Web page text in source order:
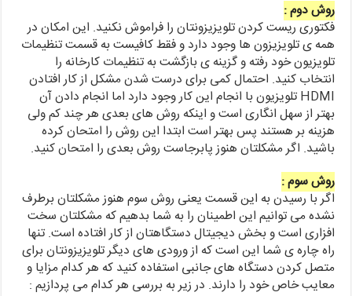
روش دوم :
فکتوری ریست کردن تلویزیزونتان را فراموش نکنید. این امکان در
همه ی تلویزیزون ها وجود دارد و فقط کافیست به قسمت تنظیمات
تلویزیون خود رفته و گزینه ی بازگشت به تنظیمات کارخانه را
انتخاب کنید. احتمال کمی برای درست شدن مشکل از کار افتادن
HDMI تلویزیون با انجام این کار وجود دارد اما انجام دادن آن
بهتر از سهل انگاری است و اینکه روش های بعدی هر چند کم ولی
هزینه بر هستند پس بهتر است ابتدا این روش را امتحان کرده
باشید. اگر مشکلتان هنوز پابرجاست روش بعدی را امتحان کنید.
روش سوم :
اگر با رسیدن به این قسمت یعنی روش سوم هنوز مشکلتان برطرف
نشده می توانیم این اطمینان را به شما بدهیم که مشکلتان سخت
افزاری است و بخش دیجیتال دستگاهتان از کار افتاده است. تنها
راه چاره ی شما این است که از ورودی های دیگر تلویزیزونتان برای
متصل کردن دستگاه های جانبی استفاده کنید که هر کدام مزایا و
معایب خاص خود را دارند. در زیر به بررسی هر کدام می پردازیم :